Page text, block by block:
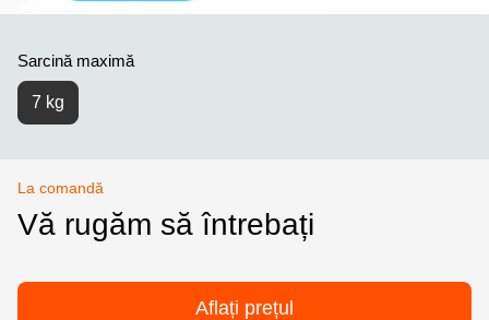
Sarcină maximă
7 kg
La comandă
Vă rugăm să întrebați
Aflați prețul